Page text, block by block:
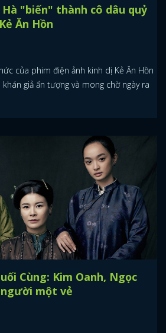
"biến" thành cô dâu quỷ
Ăn Hồn
của phim điện ảnh kinh dị Kẻ Ăn Hồn
giả ấn tượng và mong chờ ngày ra
Cùng: Kim Oanh, Ngọc
một vẻ